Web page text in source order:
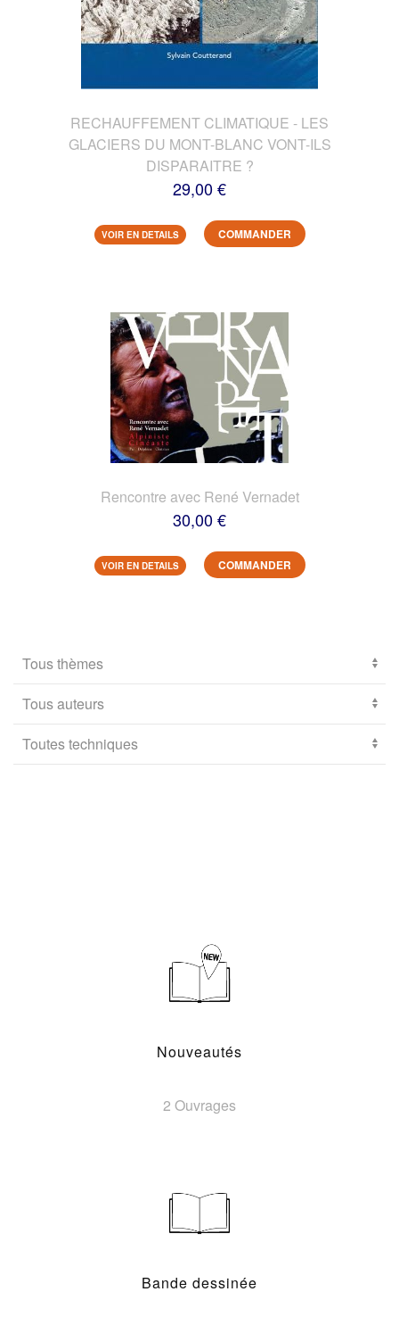
RECHAUFFEMENT CLIMATIQUE - LES
GLACIERS DU MONT-BLANC VONT-ILS
DISPARAITRE ?
29,00 €
VOIR EN DETAILS COMMANDER
Rencontre avec René Vernadet
30,00 €
VOIR EN DETAILS COMMANDER
Nouveautés
2 Ouvrages
Bande dessinée